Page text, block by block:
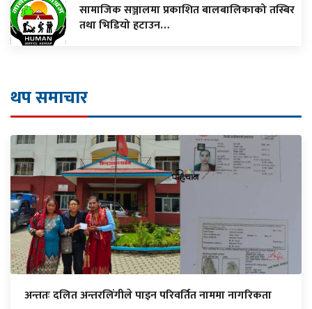
सामाजिक सञ्जालमा प्रकाशित बालबालिकाको तस्बिर
तथा भिडियो हटाउन…
थप समाचार
अन्ततः दलित अन्तरलिंगीले पाइन परिवर्तित नाममा नागरिकता